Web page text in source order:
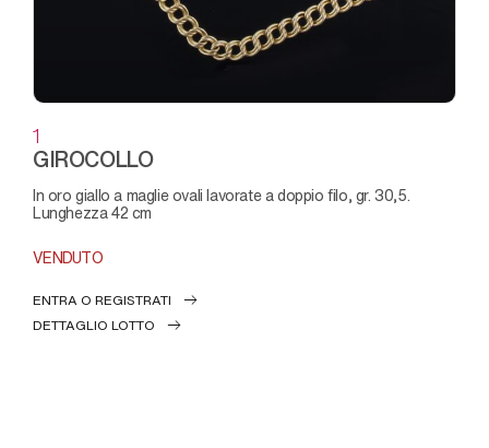
1
GIROCOLLO
in oro giallo a maglie ovali lavorate a doppio filo, gr. 30,5.
Lunghezza 42 cm
VENDUTO
ENTRA O REGISTRATI
DETTAGLIO LOTTO